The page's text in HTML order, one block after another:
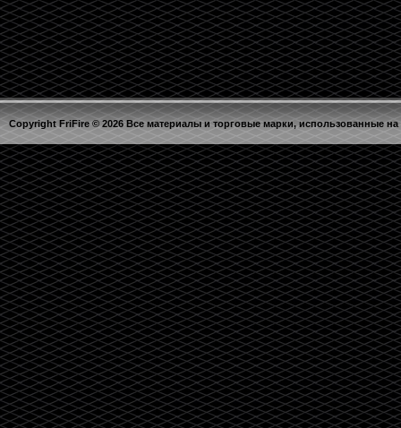
Copyright FriFire © 2026 Все материалы и торговые марки, использованные